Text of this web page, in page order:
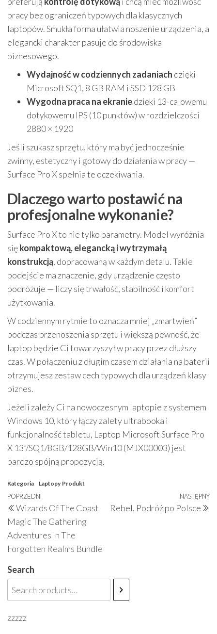
pracy bez ograniczeń typowych dla klasycznych
laptopów. Smukła forma ułatwia noszenie urządzenia, a
elegancki charakter pasuje do środowiska
biznesowego.
Wydajność w codziennych zadaniach dzięki
Microsoft SQ1, 8 GB RAM i SSD 128 GB
Wygodna praca na ekraniedzięki 13-calowemu
dotykowemu IPS (10 punktów) w rozdzielczości
2880 × 1920
Jeśli szukasz sprzętu, który ma być jednocześnie
zwinny, estetyczny i gotowy do działania w pracy —
Surface Pro X spełnia te oczekiwania.
Dlaczego warto postawić na
profesjonalne wykonanie?
Surface Pro X to nie tylko parametry. Model wyróżnia
siękompaktową, elegancką i wytrzymałą
konstrukcją, dopracowaną w każdym detalu. Takie
podejście ma znaczenie, gdy urządzenie często
podróżuje — liczy się trwałość, stabilność i komfort
użytkowania.
W codziennym rytmie to oznacza mniej „zmartwień”
podczas przenoszenia sprzętu i większą pewność, że
laptop będzie Ci towarzyszył w pracy przez dłuższy
czas. W połączeniu z długim czasem działania na baterii
otrzymujesz zestaw cech typowych dla urządzeń klasy
biznes.
Jeżeli zależy Ci na nowoczesnym laptopie z systemem
Windows 10, który łączy zalety ultrabooka i
funkcjonalność tabletu, Laptop Microsoft Surface Pro
X 13”/SQ1/8GB/128GB/Win10 (MJX00003) jest
bardzo spójną propozycją.
Kategoria Laptopy Produkt
Nawigacja
wpisu
Poprzedni
wpis
POPRZEDNI
Wizards Of The Coast
Magic The Gathering
Adventures In The
Forgotten Realms Bundle
NASTĘPNY
Rebel, Podróż po Polsce
Search
zzzzz